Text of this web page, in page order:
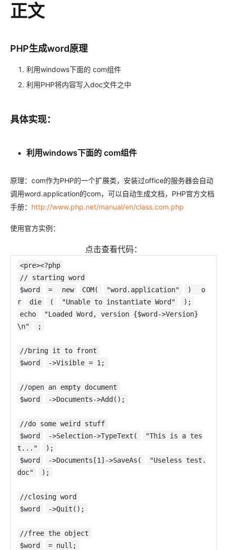
正文
PHP生成word原理
利用windows下面的 com组件
利用PHP将内容写入doc文件之中
具体实现：
利用windows下面的 com组件
原理：com作为PHP的一个扩展类，安装过office的服务器会自动
调用word.application的com，可以自动生成文档，PHP官方文档
手册： http://www.php.net/manual/en/class.com.php
使用官方实例：
点击查看代码：
<pre><?php
// starting word
$word
= new COM( "word.application" )
o
r
die ( "Unable to instantiate Word"
);
echo
"Loaded Word, version {$word->Version}
\n"
;
//bring it to front
$word
->Visible = 1;
//open an empty document
$word
->Documents->Add();
//do some weird stuff
$word
->Selection->TypeText(
"This is a tes
t..."
);
$word
->Documents[1]->SaveAs(
"Useless test.
doc"
);
//closing word
$word
->Quit();
//free the object
$word
= null;